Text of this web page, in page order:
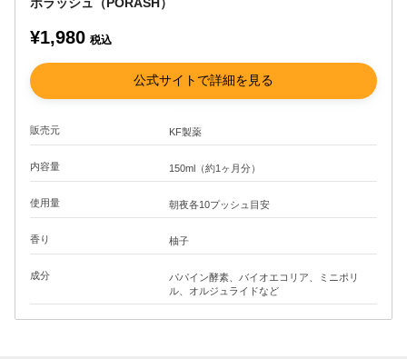
¥1,980 税込
公式サイトで詳細を見る
販売元 KF製薬
内容量 150ml（約1ヶ月分）
使用量 朝夜各10プッシュ目安
香り 柚子
成分
パパイン酵素、バイオエコリア、ミニポリ
ル、オルジュライドなど